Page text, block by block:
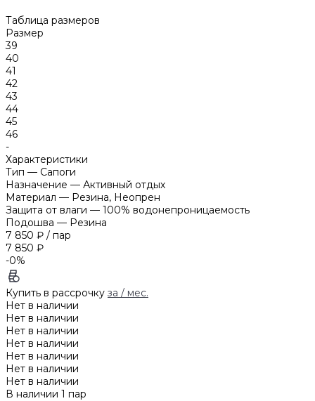
Таблица размеров
Размер
39
40
41
42
43
44
45
46
-
Характеристики
Тип — Сапоги
Назначение — Активный отдых
Материал — Резина, Неопрен
Защита от влаги — 100% водонепроницаемость
Подошва — Резина
7 850 ₽ / пар
7 850 ₽
-0%
Купить в рассрочку за / мес.
Нет в наличии
Нет в наличии
Нет в наличии
Нет в наличии
Нет в наличии
Нет в наличии
Нет в наличии
В наличии 1 пар